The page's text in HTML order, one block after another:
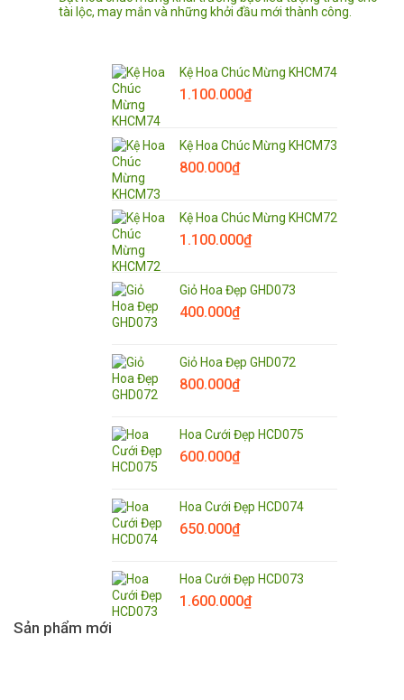
tài lộc, may mắn và những khởi đầu mới thành công.
Sản phẩm mới
Kệ Hoa Chúc Mừng KHCM74
1.100.000₫
Kệ Hoa Chúc Mừng KHCM73
800.000₫
Kệ Hoa Chúc Mừng KHCM72
1.100.000₫
Giỏ Hoa Đẹp GHD073
400.000₫
Giỏ Hoa Đẹp GHD072
800.000₫
Hoa Cưới Đẹp HCD075
600.000₫
Hoa Cưới Đẹp HCD074
650.000₫
Hoa Cưới Đẹp HCD073
1.600.000₫